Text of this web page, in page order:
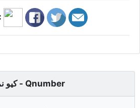
كيو نمبر - Qnumber